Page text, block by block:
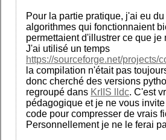
Pour la partie pratique, j'ai eu
algorithmes qui fonctionnaient
permettaient d'illustrer ce que je
J'ai utilisé un temps
https://sourceforge.net/projects/
la compilation n'était pas
donc cherché des versions
regroupé dans KrIIS lldc. C'est
pédagogique et je ne vous
code pour compresser de vrais
Personnellement je ne le ferai